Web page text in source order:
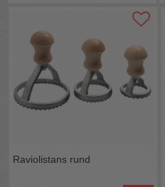
Raviolistans rund